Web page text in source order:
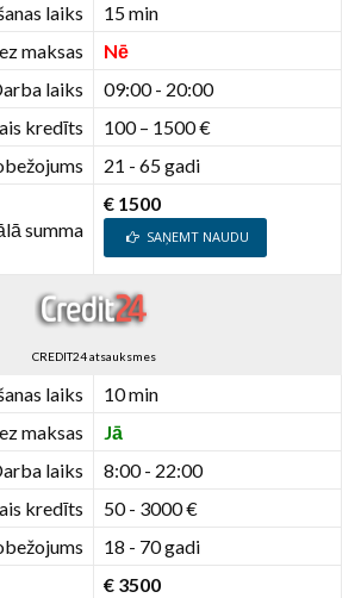
laiks
15 min
maksas
Nē
laiks
09:00 - 20:00
kredīts
100 – 1500 €
21 - 65 gadi
summa
€ 1500
SAŅEMT NAUDU
CREDIT24 atsauksmes
laiks
10 min
maksas
Jā
laiks
8:00 - 22:00
kredīts
50 - 3000 €
18 - 70 gadi
€ 3500